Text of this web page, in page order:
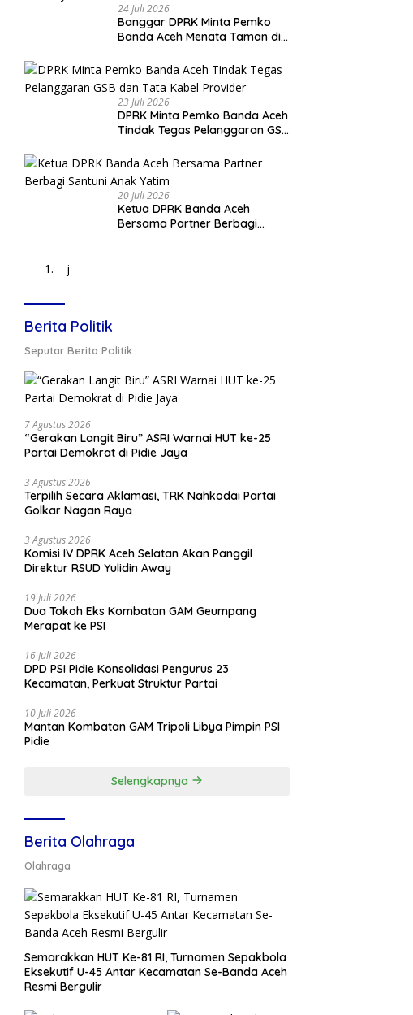
24 Juli 2026
Banggar DPRK Minta Pemko
Banda Aceh Menata Taman di
Surabaya
23 Juli 2026
DPRK Minta Pemko Banda Aceh
Tindak Tegas Pelanggaran GSB
20 Juli 2026
Ketua DPRK Banda Aceh
Bersama Partner Berbagi
j
Berita Politik
Seputar Berita Politik
7 Agustus 2026
“Gerakan Langit Biru” ASRI Warnai HUT ke-25
Partai Demokrat di Pidie Jaya
3 Agustus 2026
Terpilih Secara Aklamasi, TRK Nahkodai Partai
Golkar Nagan Raya
3 Agustus 2026
Komisi IV DPRK Aceh Selatan Akan Panggil
Direktur RSUD Yulidin Away
19 Juli 2026
Dua Tokoh Eks Kombatan GAM Geumpang
Merapat ke PSI
16 Juli 2026
DPD PSI Pidie Konsolidasi Pengurus 23
Kecamatan, Perkuat Struktur Partai
10 Juli 2026
Mantan Kombatan GAM Tripoli Libya Pimpin PSI
Pidie
Selengkapnya
Berita Olahraga
Olahraga
Semarakkan HUT Ke-81 RI, Turnamen Sepakbola
Eksekutif U-45 Antar Kecamatan Se-Banda Aceh
Resmi Bergulir